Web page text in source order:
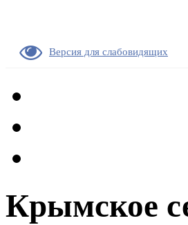
Версия для слабовидящих
Крымское